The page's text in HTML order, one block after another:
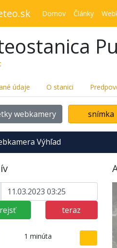
Domov Články
údaje O stanici
webkamery snímka
Výhľad
teraz
1 minúta